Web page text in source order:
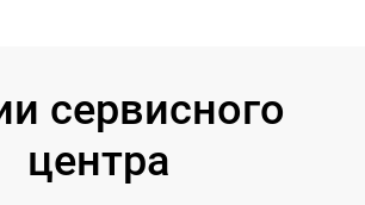
сервисного
центра